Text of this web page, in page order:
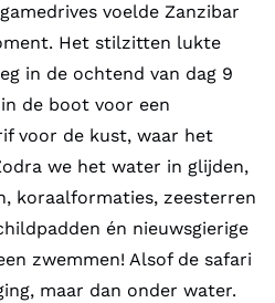
voelde Zanzibar
Het stilzitten lukte
in de ochtend van dag 9
de boot voor een
voor de kust, waar het
we het water in glijden,
koraalformaties, zeesterren
én nieuwsgierige
zwemmen! Alsof de safari
maar dan onder water.